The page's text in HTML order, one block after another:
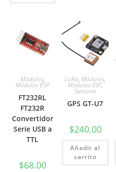
Módulos,
Módulos ESP
FT232RL
FT232R
Convertidor
Serie USB a
TTL
$68.00
LoRa,Módulos,
Módulos ESP,
Sensores
GPS GT-U7
$240.00
Añadir al
carrito